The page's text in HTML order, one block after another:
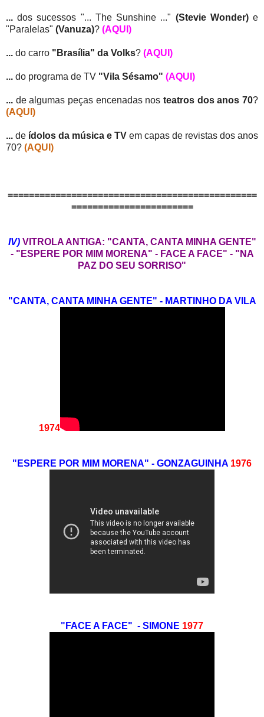
...dos sucessos "... The Sunshine ..." (Stevie Wonder)e
"Paralelas" (Vanuza)? (AQUI)
... do carro "Brasília" da Volks? (AQUI)
... do programa de TV "Vila Sésamo" (AQUI)
... de algumas peças encenadas nos teatros dos anos 70?
(AQUI)
... de ídolos da música e TV em capas de revistas dos anos
70? (AQUI)
===============================================
=======================
IV) VITROLA ANTIGA: "CANTA, CANTA MINHA GENTE"
- "ESPERE POR MIM MORENA" - FACE A FACE" - "NA
PAZ DO SEU SORRISO"
"CANTA, CANTA MINHA GENTE" - MARTINHO DA VILA
1974
"ESPERE POR MIM MORENA" - GONZAGUINHA 1976
"FACE A FACE" - SIMONE 1977